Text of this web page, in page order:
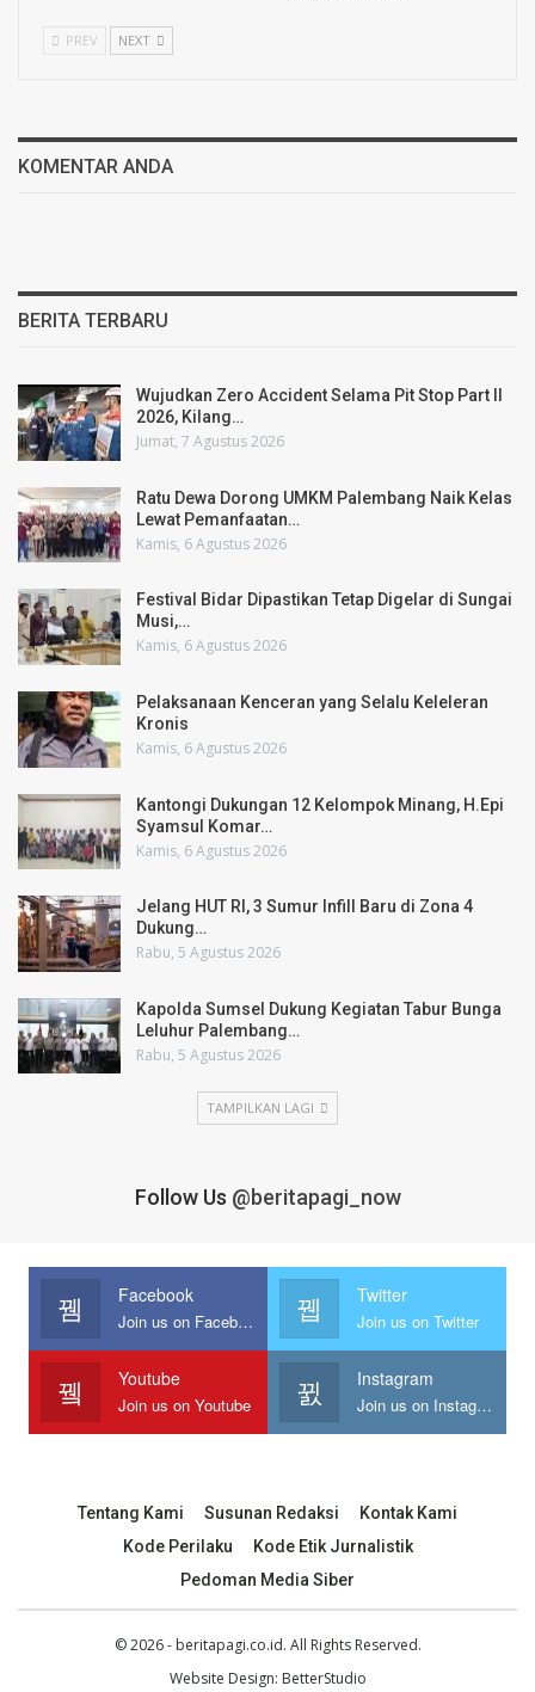
PREV NEXT
KOMENTAR ANDA
BERITA TERBARU
Wujudkan Zero Accident Selama Pit Stop Part II
2026, Kilang…
Jumat, 7 Agustus 2026
Ratu Dewa Dorong UMKM Palembang Naik Kelas
Lewat Pemanfaatan…
Kamis, 6 Agustus 2026
Festival Bidar Dipastikan Tetap Digelar di Sungai
Musi,…
Kamis, 6 Agustus 2026
Pelaksanaan Kenceran yang Selalu Keleleran
Kronis
Kamis, 6 Agustus 2026
Kantongi Dukungan 12 Kelompok Minang, H.Epi
Syamsul Komar…
Kamis, 6 Agustus 2026
Jelang HUT RI, 3 Sumur Infill Baru di Zona 4
Dukung…
Rabu, 5 Agustus 2026
Kapolda Sumsel Dukung Kegiatan Tabur Bunga
Leluhur Palembang…
Rabu, 5 Agustus 2026
TAMPILKAN LAGI
Follow Us @beritapagi_now
Facebook
Join us on Facebook
Twitter
Join us on Twitter
Youtube
Join us on Youtube
Instagram
Join us on Instagram
Tentang Kami Susunan Redaksi
Kontak Kami
Kode Perilaku
Kode Etik Jurnalistik
Pedoman Media Siber
© 2026 - beritapagi.co.id. All Rights Reserved.
Website Design: BetterStudio